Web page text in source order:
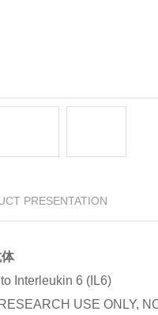
PRESENTATION
Interleukin 6 (IL6)
USE ONLY,